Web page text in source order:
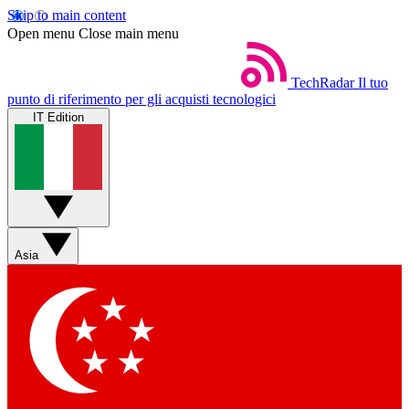
Skip to main content
Open menu Close main menu
TechRadar Il tuo
punto di riferimento per gli acquisti tecnologici
IT Edition
Asia